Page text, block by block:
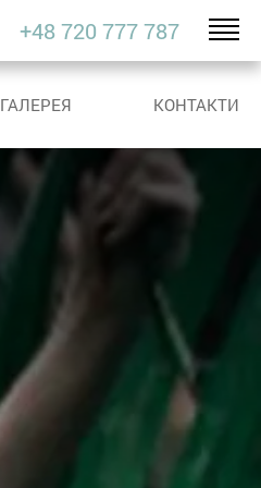
+48 720 777 787
ГАЛЕРЕЯ КОНТАКТИ